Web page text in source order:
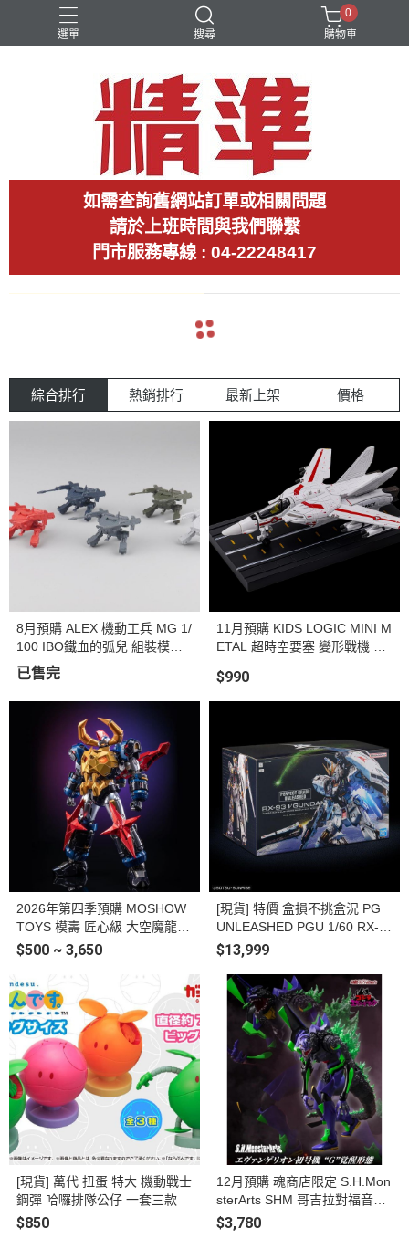
選單 搜尋
0
購物車
如需查詢舊網站訂單或相關問題
請於上班時間與我們聯繫
門市服務專線 : 04-22248417
綜合排行 熱銷排行 最新上架 價格
8月預購 ALEX 機動工兵 MG 1/
100 IBO鐵血的弧兒 組裝模型
五款顏色
已售完
11月預購 KIDS LOGIC MINI M
ETAL 超時空要塞 變形戰機 #0
形態) 合金完成品 (共兩款)
$990
2026年第四季預購 MOSHOW
TOYS 模壽 匠心級 大空魔龍
凱王 合金可動完成品
$500 ~ 3,650
[現貨] 特價 盒損不挑盒況 PG
UNLEASHED PGU 1/60 RX-9
3 ν鋼彈 Nu鋼 組裝模型 #5069
$13,999
[現貨] 萬代 扭蛋 特大 機動戰士
鋼彈 哈囉排隊公仔 一套三款
$850
12月預購 魂商店限定 S.H.Mon
sterArts SHM 哥吉拉對福音戰
士 EVANGELION 初號機 G覺
$3,780